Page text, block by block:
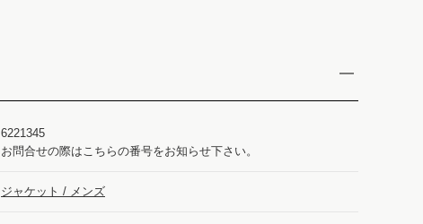
6221345
お問合せの際はこちらの番号をお知らせ下さい。
ジャケット / メンズ